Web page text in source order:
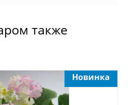
также
Новинка